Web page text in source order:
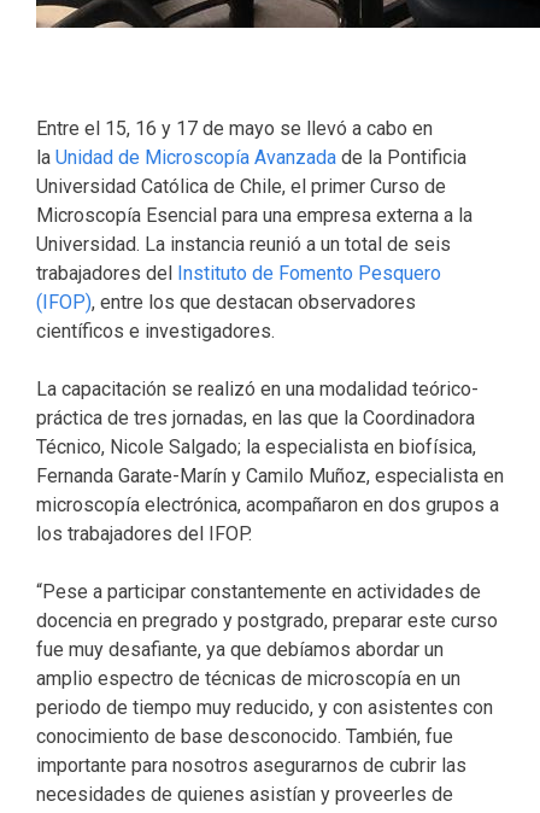
Entre el 15, 16 y 17 de mayo se llevó a cabo en
la Unidad de Microscopía Avanzada de la Pontificia
Universidad Católica de Chile, el primer Curso de
Microscopía Esencial para una empresa externa a la
Universidad. La instancia reunió a un total de seis
trabajadores del Instituto de Fomento Pesquero
(IFOP), entre los que destacan observadores
científicos e investigadores.
La capacitación se realizó en una modalidad teórico-
práctica de tres jornadas, en las que la Coordinadora
Técnico, Nicole Salgado; la especialista en biofísica,
Fernanda Garate-Marín y Camilo Muñoz, especialista en
microscopía electrónica, acompañaron en dos grupos a
los trabajadores del IFOP.
“Pese a participar constantemente en actividades de
docencia en pregrado y postgrado, preparar este curso
fue muy desafiante, ya que debíamos abordar un
amplio espectro de técnicas de microscopía en un
periodo de tiempo muy reducido, y con asistentes con
conocimiento de base desconocido. También, fue
importante para nosotros asegurarnos de cubrir las
necesidades de quienes asistían y proveerles de